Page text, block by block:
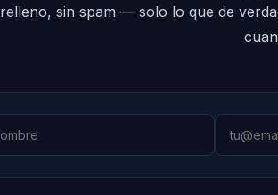
relleno, sin spam — solo lo que de